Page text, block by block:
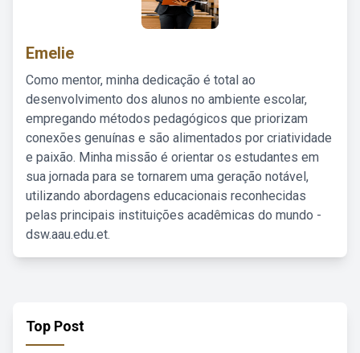
Emelie
Como mentor, minha dedicação é total ao
desenvolvimento dos alunos no ambiente escolar,
empregando métodos pedagógicos que priorizam
conexões genuínas e são alimentados por criatividade
e paixão. Minha missão é orientar os estudantes em
sua jornada para se tornarem uma geração notável,
utilizando abordagens educacionais reconhecidas
pelas principais instituições acadêmicas do mundo -
dsw.aau.edu.et.
Top Post